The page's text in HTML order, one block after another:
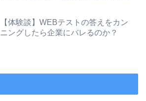
【体験談】WEBテストの答えをカン
ニングしたら企業にバレるのか？